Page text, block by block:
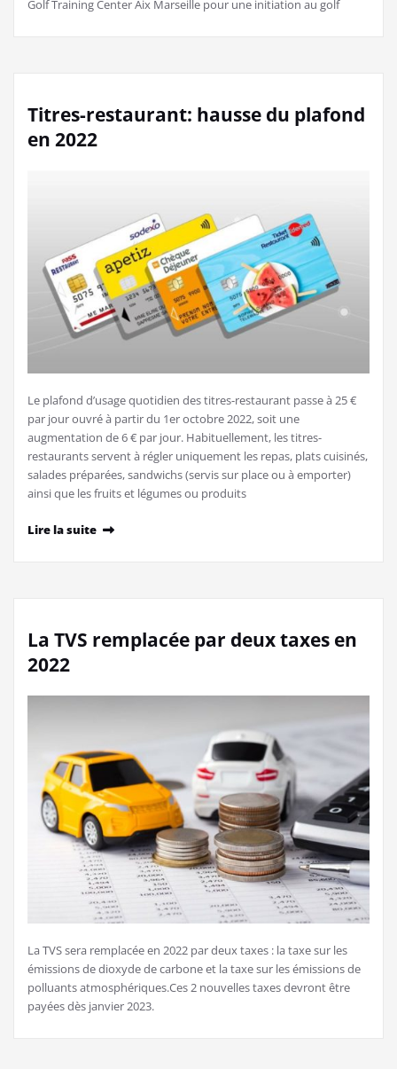
Golf Training Center Aix Marseille pour une initiation au golf
Titres-restaurant: hausse du plafond
en 2022
Le plafond d’usage quotidien des titres-restaurant passe à 25 €
par jour ouvré à partir du 1er octobre 2022, soit une
augmentation de 6 € par jour. Habituellement, les titres-
restaurants servent à régler uniquement les repas, plats cuisinés,
salades préparées, sandwichs (servis sur place ou à emporter)
ainsi que les fruits et légumes ou produits
Lire la suite
La TVS remplacée par deux taxes en
2022
La TVS sera remplacée en 2022 par deux taxes : la taxe sur les
émissions de dioxyde de carbone et la taxe sur les émissions de
polluants atmosphériques.Ces 2 nouvelles taxes devront être
payées dès janvier 2023.